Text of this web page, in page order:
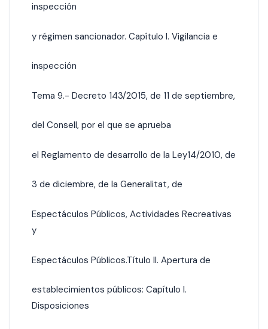
inspección
y régimen sancionador. Capítulo I. Vigilancia e
inspección
Tema 9.- Decreto 143/2015, de 11 de septiembre,
del Consell, por el que se aprueba
el Reglamento de desarrollo de la Ley14/2010, de
3 de diciembre, de la Generalitat, de
Espectáculos Públicos, Actividades Recreativas
y
Espectáculos Públicos.Título II. Apertura de
establecimientos públicos: Capítulo I.
Disposiciones